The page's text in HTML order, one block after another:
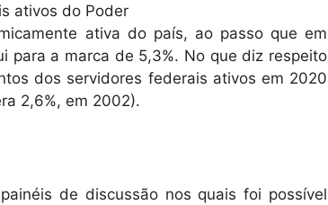
ativos do Poder
ativa do país, ao passo que em
para a marca de 5,3%. No que diz respeito
dos servidores federais ativos em 2020
2,6%, em 2002).
de discussão nos quais foi possível